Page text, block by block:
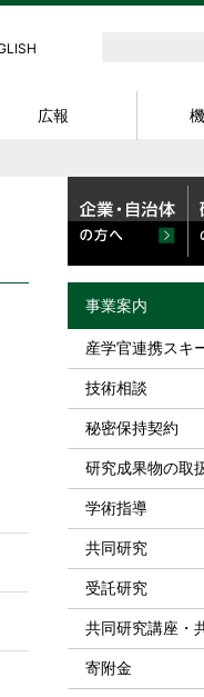
外部資金〈競争
報〉
研究シーズ集
知財説明会
知的財産基礎
スキルアップ
東北大学知財セミ
外部資金関連 細
広報
パンフレット
X (Twitter)
問合せ先
事業案内
産学官連携スキ
技術相談
秘密保持契約
研究成果物の取
学術指導
共同研究
受託研究
共同研究講座・
寄附金